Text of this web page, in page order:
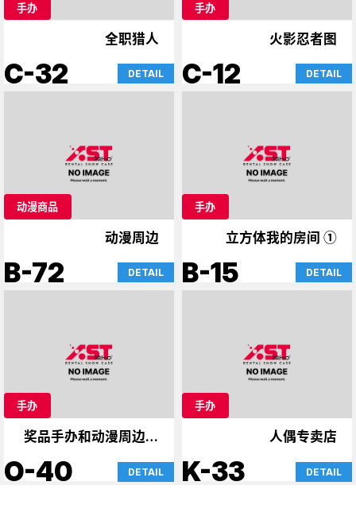
手办
全职猎人
C-32 DETAIL
手办
火影忍者图
C-12 DETAIL
动漫商品
动漫周边
B-72 DETAIL
手办
立方体我的房间 ①
B-15 DETAIL
手办
奖品手办和动漫周边商
品
O-40 DETAIL
手办
人偶专卖店
K-33 DETAIL